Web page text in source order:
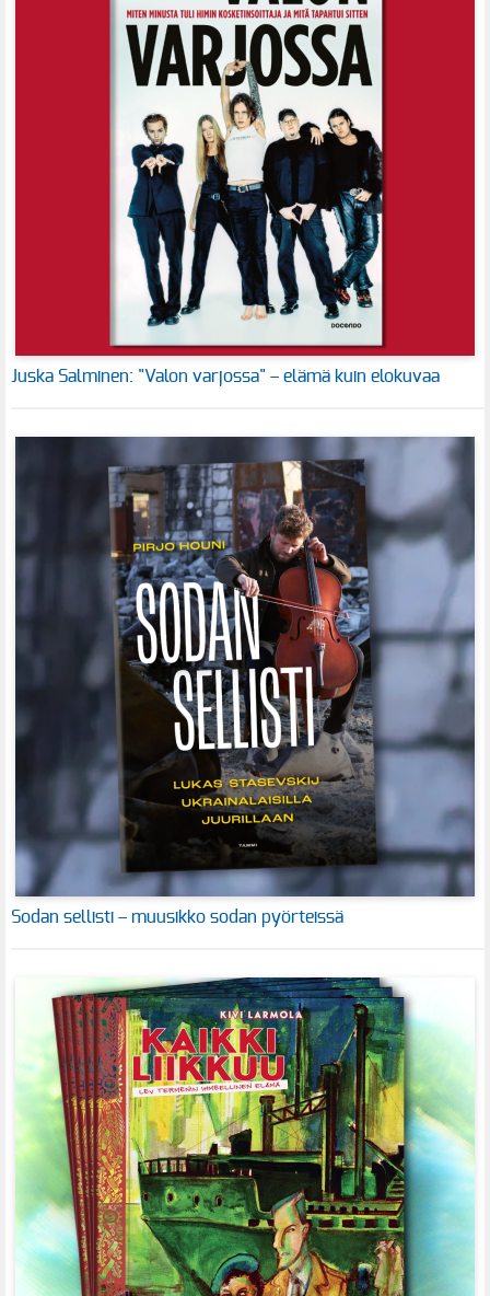
Juska Salminen: "Valon varjossa" – elämä kuin elokuvaa
Sodan sellisti – muusikko sodan pyörteissä